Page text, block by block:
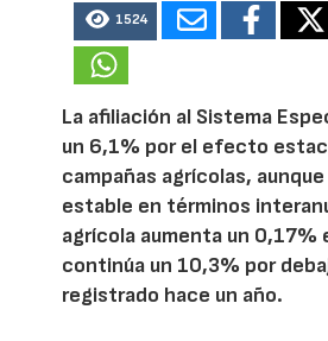
1524
La afiliación al Sistema
un 6,1% por el efecto
campañas agrícolas,
estable en términos
agrícola aumenta un 0,17%
continúa un 10,3% por
registrado hace un año.